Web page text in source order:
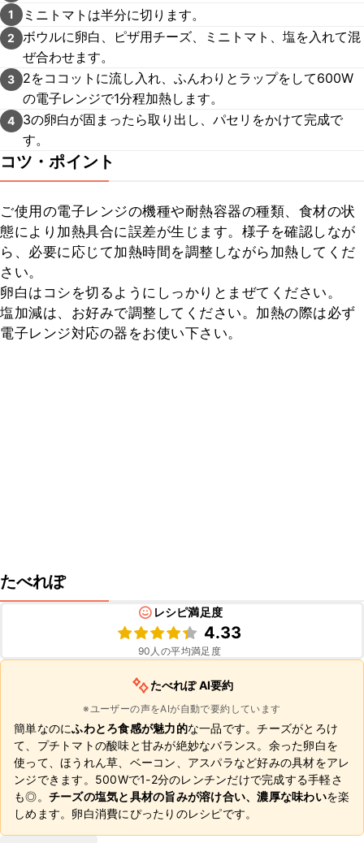
1 ミニトマトは半分に切ります。
2
ボウルに卵白、ピザ用チーズ、ミニトマト、塩を入れて混
ぜ合わせます。
3
2をココットに流し入れ、ふんわりとラップをして600W
の電子レンジで1分程加熱します。
4
3の卵白が固まったら取り出し、パセリをかけて完成で
す。
コツ・ポイント
ご使用の電子レンジの機種や耐熱容器の種類、食材の状
態により加熱具合に誤差が生じます。様子を確認しなが
ら、必要に応じて加熱時間を調整しながら加熱してくだ
さい。
卵白はコシを切るようにしっかりとまぜてください。
塩加減は、お好みで調整してください。加熱の際は必ず
電子レンジ対応の器をお使い下さい。
たべれぽ
レシピ満足度
4.33
90 人の平均満足度
たべれぽ AI要約
※ユーザーの声をAIが自動で要約しています
簡単なのにふわとろ食感が魅力的な一品です。チーズがとろけ
て、プチトマトの酸味と甘みが絶妙なバランス。余った卵白を
使って、ほうれん草、ベーコン、アスパラなど好みの具材をアレ
ンジできます。500Wで1-2分のレンチンだけで完成する手軽さ
も◎。 チーズの塩気と具材の旨みが溶け合い、濃厚な味わいを楽
しめます。卵白消費にぴったりのレシピです。